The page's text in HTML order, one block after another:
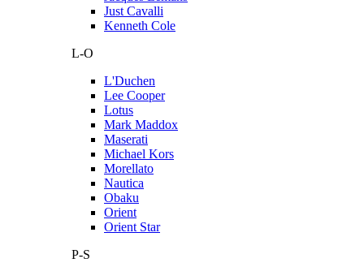
Just Cavalli
Kenneth Cole
L-O
L'Duchen
Lee Cooper
Lotus
Mark Maddox
Maserati
Michael Kors
Morellato
Nautica
Obaku
Orient
Orient Star
P-S